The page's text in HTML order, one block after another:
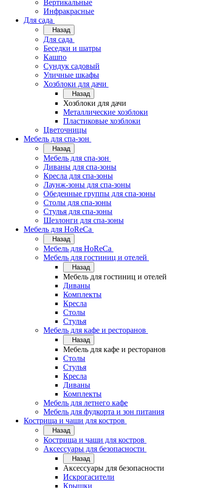
Вертикальные
Инфракрасные
Для сада
Назад
Для сада
Беседки и шатры
Кашпо
Сундук садовый
Уличные шкафы
Хозблоки для дачи
Назад
Хозблоки для дачи
Металлические хозблоки
Пластиковые хозблоки
Цветочницы
Мебель для спа-зон
Назад
Мебель для спа-зон
Диваны для спа-зоны
Кресла для спа-зоны
Лаунж-зоны для спа-зоны
Обеденные группы для спа-зоны
Столы для спа-зоны
Стулья для спа-зоны
Шезлонги для спа-зоны
Мебель для HoReCa
Назад
Мебель для HoReCa
Мебель для гостиниц и отелей
Назад
Мебель для гостиниц и отелей
Диваны
Комплекты
Кресла
Столы
Стулья
Мебель для кафе и ресторанов
Назад
Мебель для кафе и ресторанов
Столы
Стулья
Кресла
Диваны
Комплекты
Мебель для летнего кафе
Мебель для фудкорта и зон питания
Кострища и чаши для костров
Назад
Кострища и чаши для костров
Аксессуары для безопасности
Назад
Аксессуары для безопасности
Искрогасители
Крышки